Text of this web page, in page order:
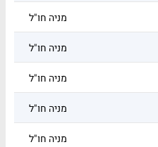
מניה חו"ל
מניה חו"ל
מניה חו"ל
מניה חו"ל
מניה חו"ל